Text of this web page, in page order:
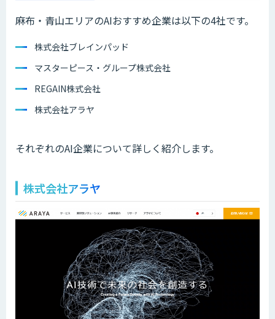
麻布・青山エリアのAIおすすめ企業は以下の4社です。
株式会社ブレインパッド
マスターピース・グループ株式会社
REGAIN株式会社
株式会社アラヤ
それぞれのAI企業について詳しく紹介します。
株式会社アラヤ